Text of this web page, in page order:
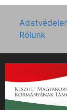
Rólunk